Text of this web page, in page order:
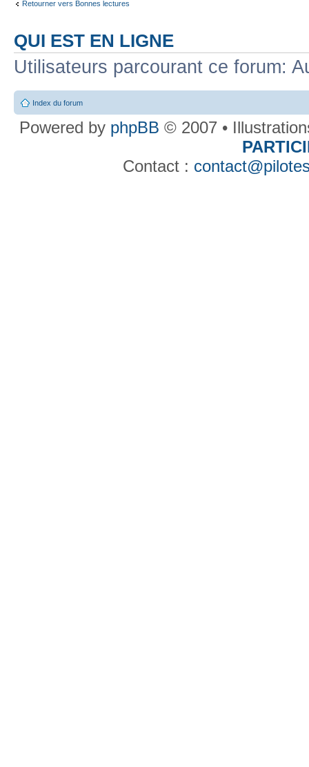
Retourner vers Bonnes lectures
QUI EST EN LIGNE
Utilisateurs parcourant ce forum:
Index du forum
Powered by phpBB © 2007 •
Contact :